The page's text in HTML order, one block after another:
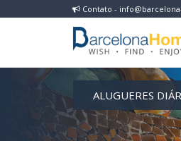
Contato -
ALUGUERES